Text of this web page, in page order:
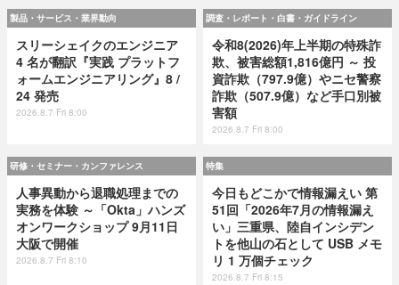
製品・サービス・業界動向
スリーシェイクのエンジニア
4 名が翻訳『実践 プラットフ
ォームエンジニアリング』8 /
24 発売
2026.8.7 Fri 8:00
調査・レポート・白書・ガイドライン
令和8(2026)年上半期の特殊詐
欺、被害総額1,816億円 ～ 投
資詐欺（797.9億）やニセ警察
詐欺（507.9億）など手口別被
害額
2026.8.7 Fri 8:00
研修・セミナー・カンファレンス
人事異動から退職処理までの
実務を体験 ～「Okta」ハンズ
オンワークショップ 9月11日
大阪で開催
2026.8.7 Fri 8:10
特集
今日もどこかで情報漏えい 第
51回「2026年7月の情報漏え
い」三重県、陸自インシデン
トを他山の石として USB メモ
リ 1 万個チェック
2026.8.7 Fri 8:15